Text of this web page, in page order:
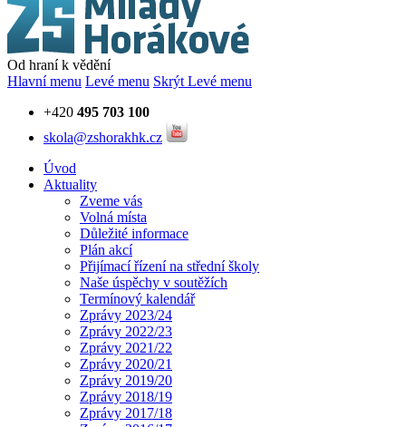
Od hraní k vědění
Hlavní menu Levé menu Skrýt Levé menu
+420 495 703 100
skola@zshorakhk.cz
Úvod
Aktuality
Zveme vás
Volná místa
Důležité informace
Plán akcí
Přijímací řízení na střední školy
Naše úspěchy v soutěžích
Termínový kalendář
Zprávy 2023/24
Zprávy 2022/23
Zprávy 2021/22
Zprávy 2020/21
Zprávy 2019/20
Zprávy 2018/19
Zprávy 2017/18